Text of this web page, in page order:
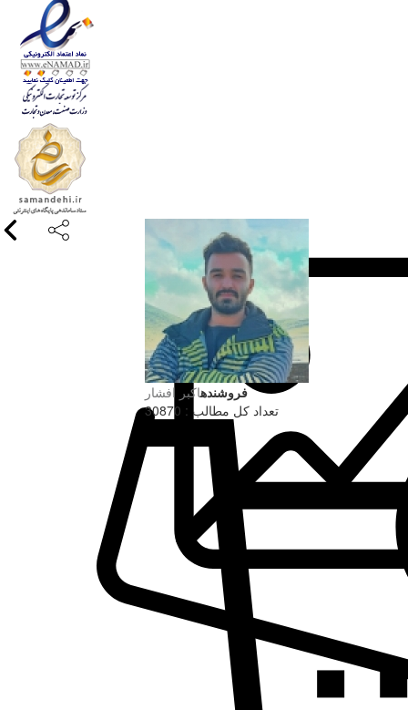
فروشندهاکبر افشار
تعداد کل مطالب : 30870